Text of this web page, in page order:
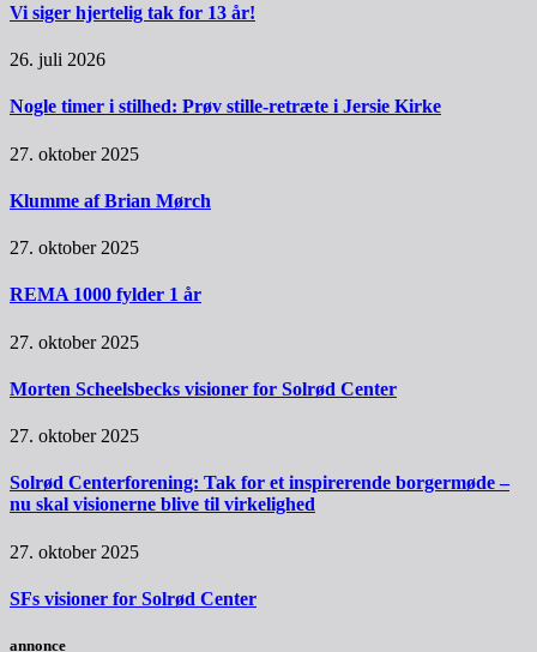
Vi siger hjertelig tak for 13 år!
26. juli 2026
Nogle timer i stilhed: Prøv stille-retræte i Jersie Kirke
27. oktober 2025
Klumme af Brian Mørch
27. oktober 2025
REMA 1000 fylder 1 år
27. oktober 2025
Morten Scheelsbecks visioner for Solrød Center
27. oktober 2025
Solrød Centerforening: Tak for et inspirerende borgermøde –
nu skal visionerne blive til virkelighed
27. oktober 2025
SFs visioner for Solrød Center
annonce